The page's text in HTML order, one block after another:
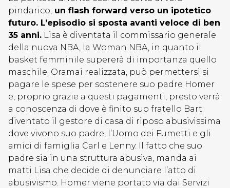
pindarico, un flash forward verso un ipotetico
futuro. L’episodio si sposta avanti veloce di ben
35 anni. Lisa è diventata il commissario generale
della nuova NBA, la Woman NBA, in quanto il
basket femminile supererà di importanza quello
maschile. Oramai realizzata, può permettersi si
pagare le spese per sostenere suo padre Homer
e, proprio grazie a questi pagamenti, presto verrà
a conoscenza di dove è finito suo fratello Bart:
diventato il gestore di casa di riposo abusivissima
dove vivono suo padre, l’Uomo dei Fumetti e gli
amici di famiglia Carl e Lenny. Il fatto che suo
padre sia in una struttura abusiva, manda ai
matti Lisa che decide di denunciare l’atto di
abusivismo. Homer viene portato via dai Servizi